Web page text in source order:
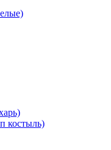
костыль)